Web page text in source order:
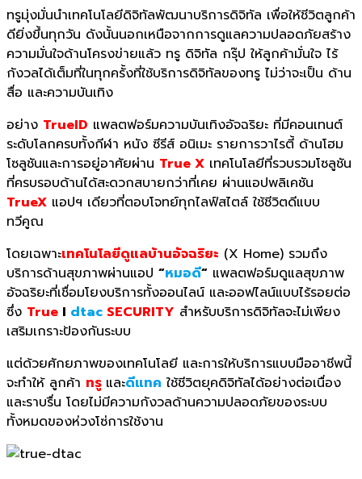
ทรูมุ่งมั่นนำเทคโนโลยีดิจิทัลพัฒนาบริการดิจิทัล เพื่อให้ชีวิตลูกค้า
ดียิ่งขึ้นทุกวัน ดังนั้นนอกเหนือจากการดูแลความปลอดภัยสร้าง
ความมั่นใจด้านโครงข่ายแล้ว ทรู ดิจิทัล กรุ๊ป ให้ลูกค้ามั่นใจ ไร้
กังวลได้เต็มที่ในทุกครั้งที่ใช้บริการดิจิทัลของทรู ไม่ว่าจะเป็น ด้าน
สื่อ และความบันเทิง
อย่าง TrueID แพลตฟอร์มความบันเทิงอัจฉริยะ ที่มีคอนเทนต์
ระดับโลกครบทั้งกีฬา หนัง ซีรีส์ อนิเมะ รายการวาไรตี้ ด้านโฮม
โซลูชันและการอยู่อาศัยผ่าน True X เทคโนโลยีที่รวบรวมโซลูชัน
ที่ครบรอบด้านได้สะดวกสบายกว่าที่เคย ผ่านแอปพลิเคชัน
TrueX แอปฯ เดียวที่ตอบโจทย์ทุกไลฟ์สไตล์ ใช้ชีวิตดีแบบ
ทวีคูณ
โดยเฉพาะเทคโนโลยีดูแลบ้านอัจฉริยะ (X Home) รวมถึง
บริการด้านสุขภาพผ่านแอป “หมอดี“ แพลตฟอร์มดูแลสุขภาพ
อัจฉริยะที่เชื่อมโยงบริการทั้งออนไลน์ และออฟไลน์แบบไร้รอยต่อ
ซึ่ง True I dtac SECURITY สำหรับบริการดิจิทัลจะไม่เพียง
เสริมเกราะป้องกันระบบ
แต่ด้วยศักยภาพของเทคโนโลยี และการให้บริการแบบมืออาชีพนี้
จะทำให้ ลูกค้า ทรู และดีแทค ใช้ชีวิตยุคดิจิทัลได้อย่างต่อเนื่อง
และราบรื่น โดยไม่มีความกังวลด้านความปลอดภัยของระบบ
ทั้งหมดของห่วงโซ่การใช้งาน